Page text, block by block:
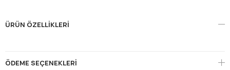
ÜRÜN ÖZELLIKLERI
ÖDEME SEÇENEKLERI